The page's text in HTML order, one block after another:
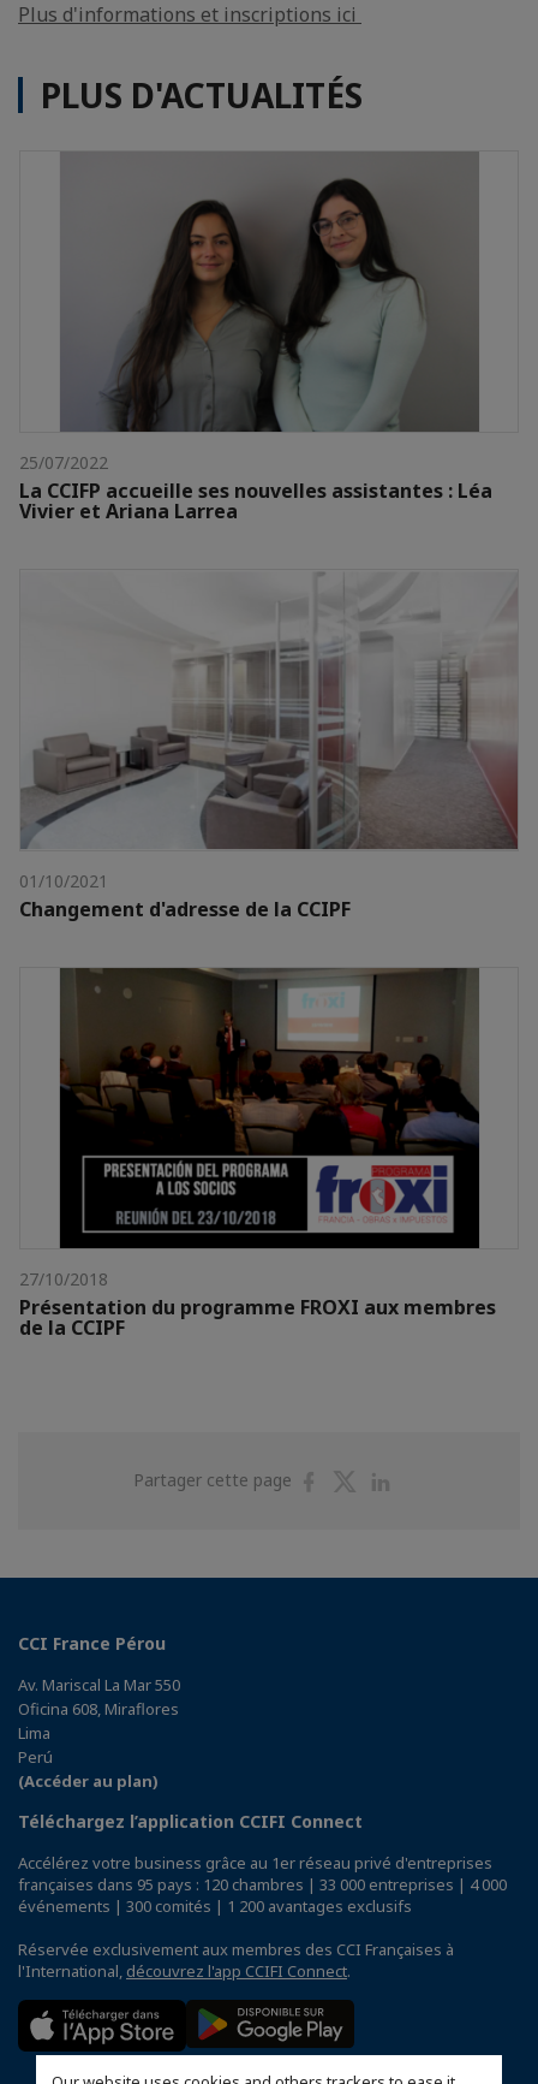
Plus d'informations et inscriptions ici
PLUS D'ACTUALITÉS
25/07/2022
La CCIFP accueille ses nouvelles assistantes : Léa
Vivier et Ariana Larrea
01/10/2021
Changement d'adresse de la CCIPF
27/10/2018
Présentation du programme FROXI aux membres
de la CCIPF
Partager cette page
PartagerPartager
CCI France Pérou
Av. Mariscal La Mar 550
Oficina 608, Miraflores
Lima
Perú
(Accéder au plan)
Téléchargez l’application CCIFI Connect
Accélérez votre business grâce au 1er réseau privé d'entreprises
françaises dans 95 pays : 120 chambres | 33 000 entreprises | 4 000
événements | 300 comités | 1 200 avantages exclusifs
Réservée exclusivement aux membres des CCI Françaises à
l'International, découvrez l'app CCIFI Connect.